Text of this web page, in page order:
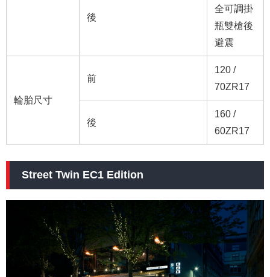
後
全可調掛
瓶雙槍後
避震
輪胎尺寸
前
120 /
70ZR17
後
160 /
60ZR17
Street Twin EC1 Edition